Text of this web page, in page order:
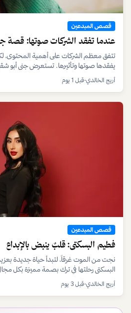
قصص المبدعين
عندما تفقد الشركات صوتها: قصة
تتفق معظم الشركات على أهمية المحتوى،
يفقدها صوتها وتأثيرها. تستعرض جنى أبو
وهي رؤية لإعادة بوصلة التسويق نحو الأصالة
أريج الخالدي•قبل 1 يوم
قصص المبدعين
فطيم البسكتي: قلبٌ ينبض بالإبداع
نجت من الموت غرقاً، لتبدأ حياة جديدة
البسكتي رحلتها في ترك بصمة مميزة بكل
عالم الأعمال.
أريج الخالدي•قبل 3 يوم